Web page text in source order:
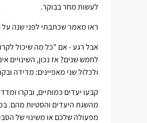
לעשות מחר בבוקר.
ראו מאמר שכתבתי לפני שנה על
אבל רגע - אם "כל מה שיכול
לחמש שנים? אז נכון, השינויים
ולכלול שני מאפיינים: מדידה
קבעו יעדים כמותיים, ובקרו
מהשגת היעדים והסטיות מהם.
מפעולה שלכם או משינוי של